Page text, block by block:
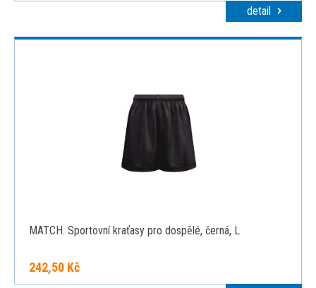
detail
MATCH. Sportovní kraťasy pro dospělé, černá, L
242,50 Kč